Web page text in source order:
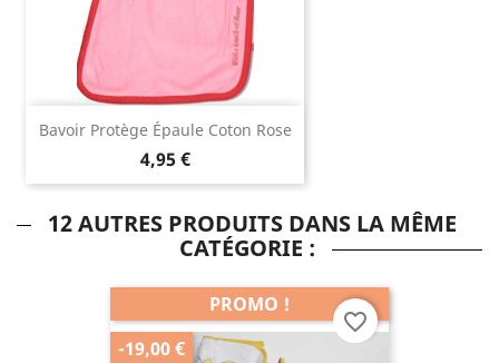
Bavoir Protège Épaule Coton Rose
4,95 €
12 AUTRES PRODUITS DANS LA MÊME
CATÉGORIE :
PROMO !
-19,00 €
favorite_border